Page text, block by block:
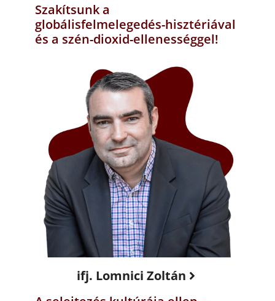
Szakítsunk a
globálisfelmelegedés-hisztériával
és a szén-dioxid-ellenességgel!
ifj. Lomnici Zoltán